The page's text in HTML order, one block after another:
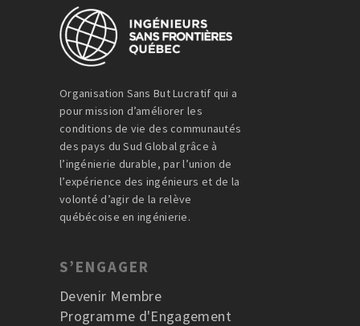
Organisation Sans But Lucratif qui a
pour mission d’améliorer les
conditions de vie des communautés
des pays du Sud Global grâce à
l’ingénierie durable, par l’union de
l’expérience des ingénieurs et de la
volonté d’agir de la relève
québécoise en ingénierie.
S’ENGAGER
Devenir Membre
Programme d'Engagement